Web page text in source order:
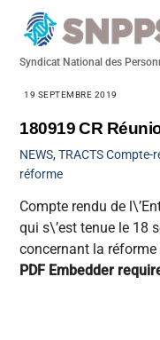
Syndicat National des
19 SEPTEMBRE 2019
180919 CR
NEWS,TRACTS Compte-
réforme
Compte rendu de
qui s\’est tenue le 18
concernant la réforme
PDF Embedder